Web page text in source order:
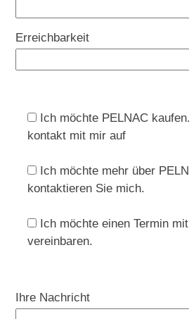
Erreichbarkeit
Ich möchte PELNAC
kontakt mit mir auf
Ich möchte mehr über
kontaktieren Sie mich.
Ich möchte einen Termin
vereinbaren.
Ihre Nachricht